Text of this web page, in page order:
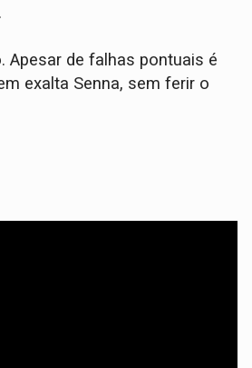
Apesar de falhas pontuais é
exalta Senna, sem ferir o